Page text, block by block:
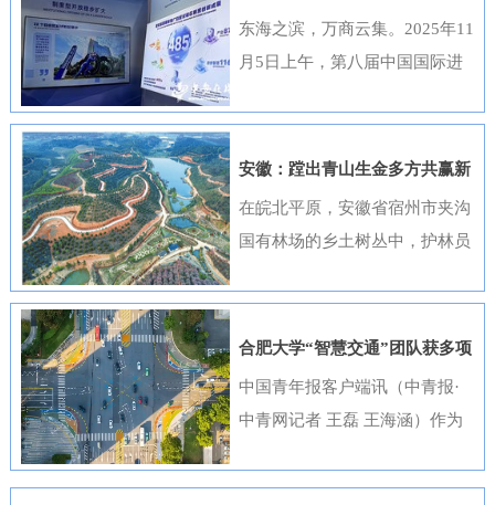
来，邮储银行安徽省分行高度重
应、热情参与。95名员工利用业
余时间潜心创作，共提交89件作
品。经过严格遴选，41件优秀作
《廉心清颂》《缝隙》等获奖作
品构思精巧、寓意深刻，将廉洁
内涵与传统文化元素相融合，充
元素闪耀进博会
东海之滨，万商云集。2025年11
月5日上午，第八届中国国际进
在上海开幕，安徽交易团携科技
创新成果与厚重文化底蕴再度亮
参会工作，已于9月20日在合肥
进博会外企（安徽）供需对接暨
投资交流活动”，会上，130余家
安徽本土知名企业与21家进博会
系。在本届进博会上，来自安徽
安徽：蹚出青山生金多方共赢新
路径
在皖北平原，安徽省宿州市夹沟
国有林场的乡土树丛中，护林员
南山区，歙县桂林国有林场的林
下基地里，农户忙着采收黄栀
林，从各自为战到联农共富，安
合肥大学“智慧交通”团队获多项
重要进展
中国青年报客户端讯（中青报·
中青网记者 王磊 王海涵）作为
局城市，合肥正在着力打造低空